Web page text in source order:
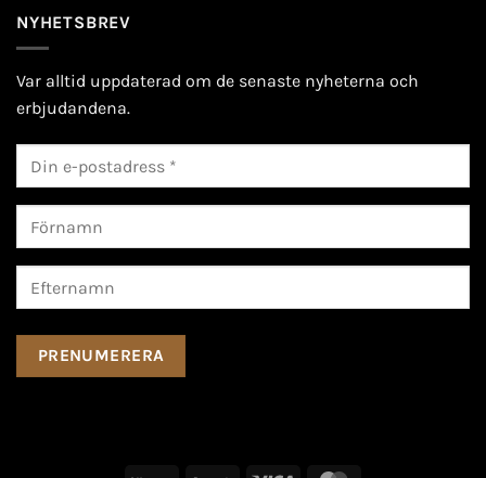
NYHETSBREV
Var alltid uppdaterad om de senaste nyheterna och
erbjudandena.